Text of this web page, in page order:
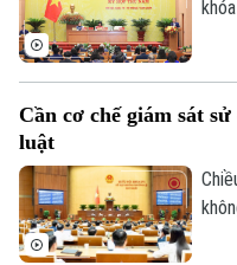
Liên hệ đường dây nóng (bấm
Cần cơ chế giám sát
luật